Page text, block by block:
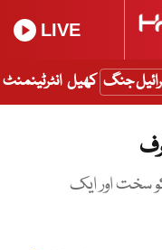
LIVE
جنگ کھیل انٹرٹینمنٹ
سخت اور ایک